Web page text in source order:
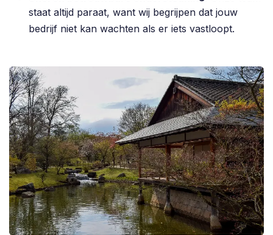
staat altijd paraat, want wij begrijpen dat jouw
bedrijf niet kan wachten als er iets vastloopt.